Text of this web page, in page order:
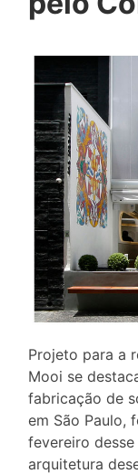
Projeto para a
Mooi se
fabricação de
em São Paulo,
fevereiro
arquitetura